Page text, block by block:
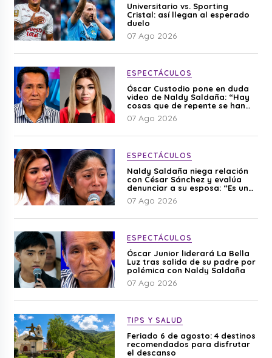
Universitario vs. Sporting
Cristal: así llegan al esperado
duelo
07 Ago 2026
ESPECTÁCULOS
Óscar Custodio pone en duda
video de Naldy Saldaña: “Hay
cosas que de repente se han
editado”
07 Ago 2026
ESPECTÁCULOS
Naldy Saldaña niega relación
con César Sánchez y evalúa
denunciar a su esposa: “Es una
difamación”
07 Ago 2026
ESPECTÁCULOS
Óscar Junior liderará La Bella
Luz tras salida de su padre por
polémica con Naldy Saldaña
07 Ago 2026
TIPS Y SALUD
Feriado 6 de agosto: 4 destinos
recomendados para disfrutar
el descanso